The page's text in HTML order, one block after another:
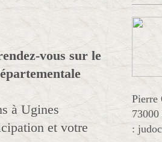
vous sur le
à Ugines
et votre
Pierre
: